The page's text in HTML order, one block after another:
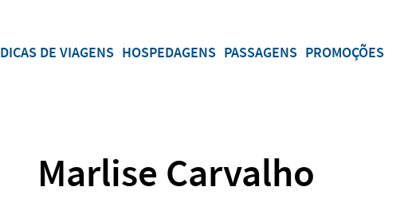
DICAS DE VIAGENS HOSPEDAGENS PASSAGENS PROMOÇÕES
Marlise Carvalho